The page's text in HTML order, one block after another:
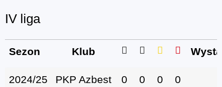
IV liga
Sezon Klub
2024/25 PKP Azbest 0 0 0 0